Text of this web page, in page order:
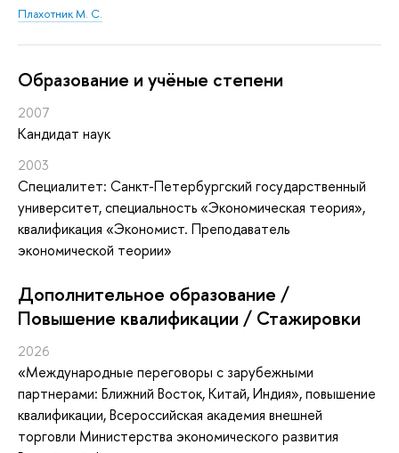
Плахотник М. С.
Oбразование и учёные степени
2007
Кандидат наук
2003
Специалитет: Санкт-Петербургский государственный
университет, специальность «Экономическая теория»,
квалификация «Экономист. Преподаватель
экономической теории»
Дополнительное образование /
Повышение квалификации / Стажировки
2026
«Международные переговоры с зарубежными
партнерами: Ближний Восток, Китай, Индия», повышение
квалификации, Всероссийская академия внешней
торговли Министерства экономического развития